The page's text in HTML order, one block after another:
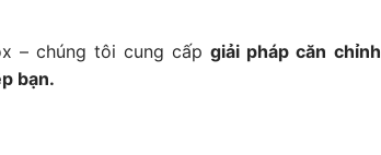
– chúng tôi cung cấpgiải pháp căn chỉnh
bạn.